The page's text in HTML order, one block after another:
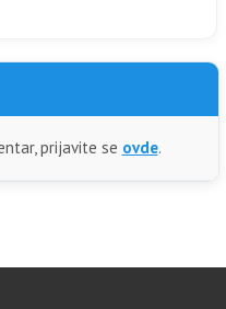
prijavite se ovde.